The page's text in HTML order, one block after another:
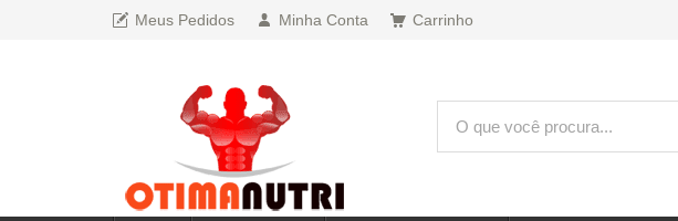
Meus Pedidos Minha Conta Carrinho